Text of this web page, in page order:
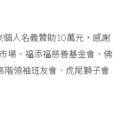
人名義贊助10萬元，感謝
場、福添福慈善基金會、佛
階領袖班友會、虎尾獅子會